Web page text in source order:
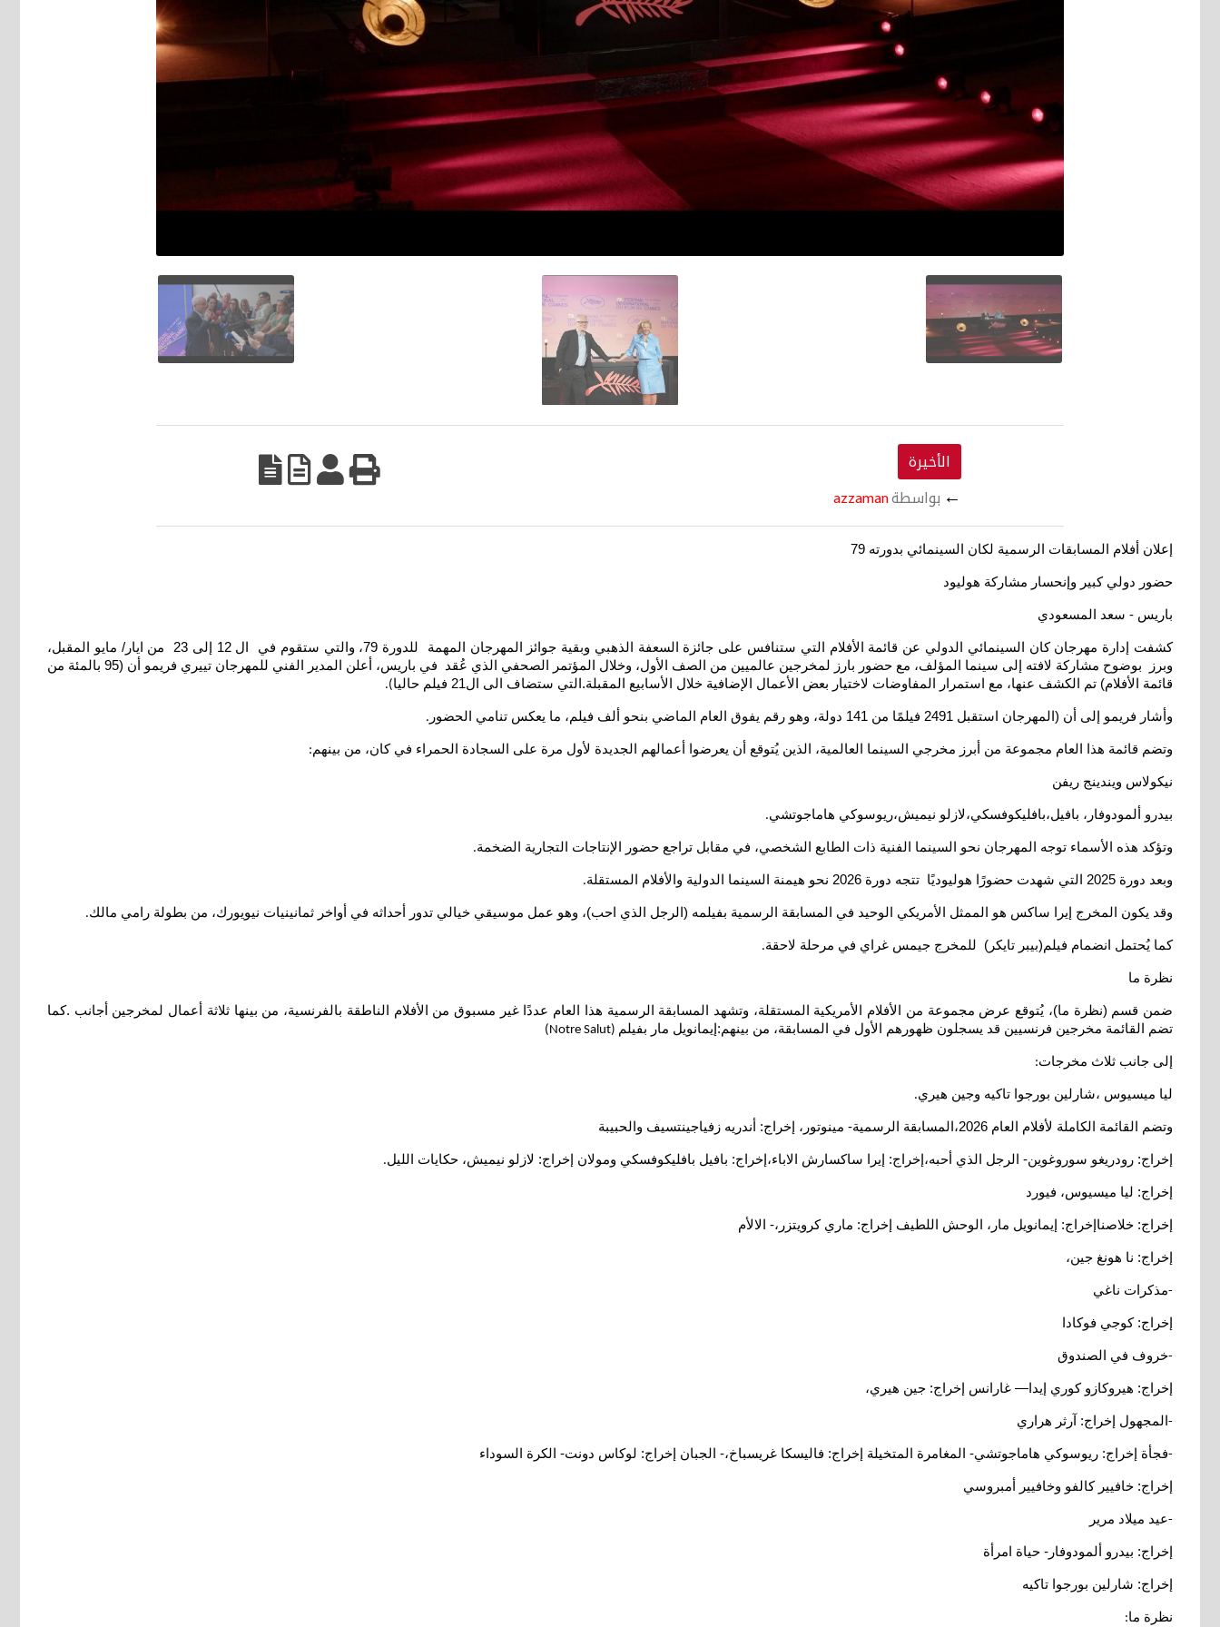
الأخيرة
← بواسطةazzaman
إعلان أفلام المسابقات الرسمية لكان السينمائي بدورته 79
حضور دولي كبير وإنحسار مشاركة هوليود
باريس - سعد المسعودي
كشفت إدارة مهرجان كان السينمائي الدولي عن قائمة الأفلام التي ستنافس على جائزة السعفة الذهبي وبقية جوائز المهرجان المهمة للدورة 79، والتي ستقوم في ال 12 إلى 23 من ايار/ مايو المقبل،
وبرز بوضوح مشاركة لافته إلى سينما المؤلف، مع حضور بارز لمخرجين عالميين من الصف الأول، وخلال المؤتمر الصحفي الذي عُقد في باريس، أعلن المدير الفني للمهرجان تييري فريمو أن (95 بالمئة من
قائمة الأفلام) تم الكشف عنها، مع استمرار المفاوضات لاختيار بعض الأعمال الإضافية خلال الأسابيع المقبلة.التي ستضاف الى ال21 فيلم حاليا
).
وأشار فريمو إلى أن (المهرجان استقبل 2491 فيلمًا من 141 دولة، وهو رقم يفوق العام الماضي بنحو ألف فيلم، ما يعكس تنامي الحضور .
وتضم قائمة هذا العام مجموعة من أبرز مخرجي السينما العالمية، الذين يُتوقع أن يعرضوا أعمالهم الجديدة لأول مرة على السجادة الحمراء في كان، من بينهم:
نيكولاس ويندينج ريفن
بيدرو ألمودوفار، بافيل،بافليكوفسكي،لازلو نيميش،ريوسوكي هاماجوتشي.
وتؤكد هذه الأسماء توجه المهرجان نحو السينما الفنية ذات الطابع الشخصي، في مقابل تراجع حضور الإنتاجات التجارية الضخمة.
وبعد دورة 2025 التي شهدت حضورًا هوليوديًا تتجه دورة 2026 نحو هيمنة السينما الدولية والأفلام المستقلة .
وقد يكون المخرج إيرا ساكس هو الممثل الأمريكي الوحيد في المسابقة الرسمية بفيلمه (الرجل الذي احب)، وهو عمل موسيقي خيالي تدور أحداثه في أواخر ثمانينيات نيويورك، من بطولة رامي مالك.
كما يُحتمل انضمام فيلم(بيبر تايكر) للمخرج جيمس غراي في مرحلة لاحقة.
نظرة ما
ضمن قسم (نظرة ما)، يُتوقع عرض مجموعة من الأفلام الأمريكية المستقلة، وتشهد المسابقة الرسمية هذا العام عددًا غير مسبوق من الأفلام الناطقة بالفرنسية، من بينها ثلاثة أعمال لمخرجين أجانب .كما
تضم القائمة مخرجين فرنسيين قد يسجلون ظهورهم الأول في المسابقة، من بينهم:إيمانويل مار بفيلم (Notre Salut)
إلى جانب ثلاث مخرجات:
ليا ميسيوس ،شارلين بورجوا تاكيه وجين هيري.
وتضم القائمة الكاملة لأفلام العام 2026،المسابقة الرسمية- مينوتور، إخراج: أندريه زفياجينتسيف والحبيبة
إخراج: رودريغو سوروغوين- الرجل الذي أحبه،إخراج: إيرا ساكسارش الاباء،إخراج: بافيل بافليكوفسكي ومولان إخراج: لازلو نيميش، حكايات الليل.
إخراج: ليا ميسيوس، فيورد
إخراج: خلاصناإخراج: إيمانويل مار، الوحش اللطيف إخراج: ماري كرويتزر،- الالأم
إخراج: نا هونغ جين،
-مذكرات ناغي
إخراج: كوجي فوكادا
-خروف في الصندوق
إخراج: هيروكازو كوري إيدا— غارانس إخراج: جين هيري،
- المجهول إخراج: آرثر هراري
-فجأة إخراج: ريوسوكي هاماجوتشي- المغامرة المتخيلة إخراج: فاليسكا غريسباخ،- الجبان إخراج: لوكاس دونت- الكرة السوداء
إخراج: خافيير كالفو وخافيير أمبروسي
-عيد ميلاد مرير
إخراج: بيدرو ألمودوفار- حياة امرأة
إخراج: شارلين بورجوا تاكيه
نظرة ما: